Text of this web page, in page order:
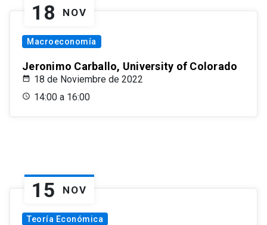
18 NOV
Macroeconomía
Jeronimo Carballo, University of Colorado
18 de Noviembre de 2022
14:00 a 16:00
15 NOV
Teoría Económica